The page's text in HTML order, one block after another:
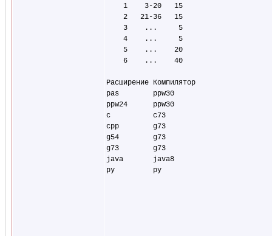
    1    3-20   15
    2   21-36   15
    3    ...     5
    4    ...     5
    5    ...    20
    6    ...    40
Расширение Компилятор
pas        ppw30
ppw24      ppw30
c          с73
cpp        g73
g54        g73
g73        g73
java       java8